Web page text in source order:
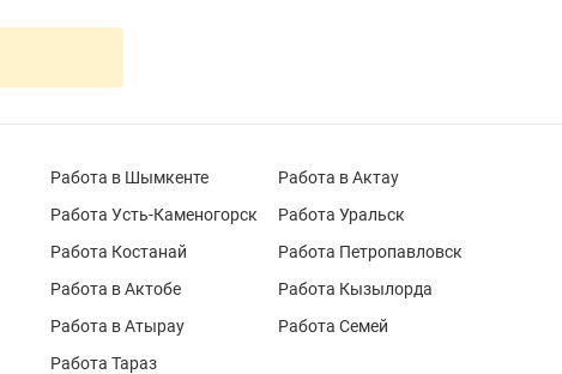
Работа в Шымкенте
Работа Усть-Каменогорск
Работа Костанай
Работа в Актобе
Работа в Атырау
Работа Тараз
Работа в Актау
Работа Уральск
Работа Петропавловск
Работа Кызылорда
Работа Семей